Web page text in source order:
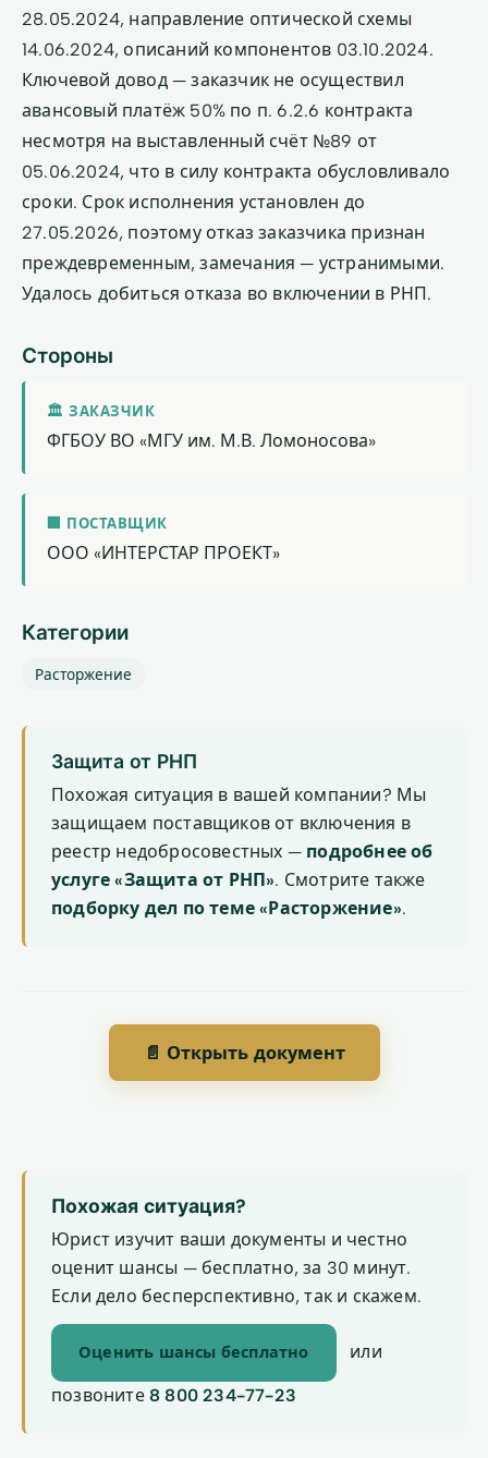
28.05.2024, направление оптической схемы
14.06.2024, описаний компонентов 03.10.2024.
Ключевой довод — заказчик не осуществил
авансовый платёж 50% по п. 6.2.6 контракта
несмотря на выставленный счёт №89 от
05.06.2024, что в силу контракта обусловливало
сроки. Срок исполнения установлен до
27.05.2026, поэтому отказ заказчика признан
преждевременным, замечания — устранимыми.
Удалось добиться отказа во включении в РНП.
Стороны
🏛 ЗАКАЗЧИК
ФГБОУ ВО «МГУ им. М.В. Ломоносова»
🏢 ПОСТАВЩИК
ООО «ИНТЕРСТАР ПРОЕКТ»
Категории
Расторжение
Защита от РНП
Похожая ситуация в вашей компании? Мы
защищаем поставщиков от включения в
реестр недобросовестных — подробнее об
услуге «Защита от РНП». Смотрите также
подборку дел по теме «Расторжение».
📄 Открыть документ
Похожая ситуация?
Юрист изучит ваши документы и честно
оценит шансы — бесплатно, за 30 минут.
Если дело бесперспективно, так и скажем.
Оценить шансы бесплатно или
позвоните 8 800 234-77-23